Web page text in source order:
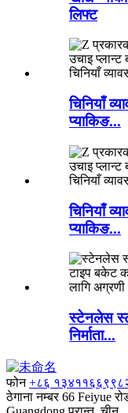
लिफ्ट
चिनियाँ
प्याकिङ...
चिनियाँ
प्याकिङ...
स्टेनलेस
निर्माता...
फोन +८६
ठेगाना नम्बर 66 Feiyue